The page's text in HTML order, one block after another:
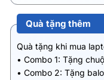
Quà tặng thêm
Quà tặng khi mua
• Combo 1: Tặng
• Combo 2: Tặng